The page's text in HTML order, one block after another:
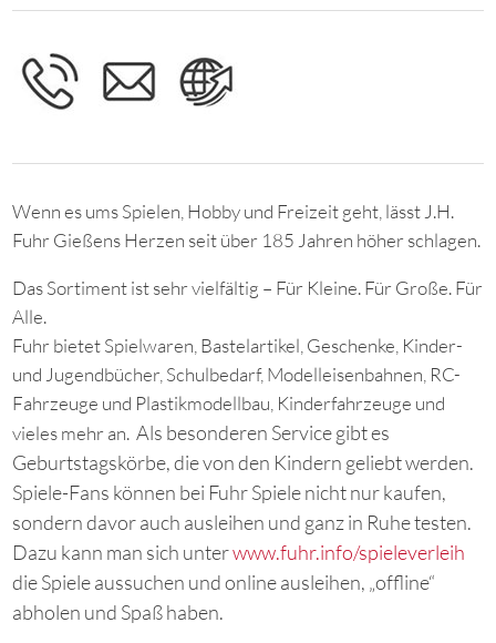
Wenn es ums Spielen, Hobby und Freizeit geht, lässt J.H.
Fuhr Gießens Herzen seit über 185 Jahren höher schlagen.
Das Sortiment ist sehr vielfältig – Für Kleine. Für Große. Für
Alle.
Fuhr bietet Spielwaren, Bastelartikel, Geschenke, Kinder-
und Jugendbücher, Schulbedarf, Modelleisenbahnen, RC-
Fahrzeuge und Plastikmodellbau, Kinderfahrzeuge und
vieles mehr an.Als besonderen Service gibt es
Geburtstagskörbe, die von den Kindern geliebt werden.
Spiele-Fans können bei Fuhr Spiele nicht nur kaufen,
sondern davor auch ausleihen und ganz in Ruhe testen.
Dazu kann man sich unterwww.fuhr.info/spieleverleih
die Spiele aussuchen und online ausleihen, „offline“
abholen und Spaß haben.